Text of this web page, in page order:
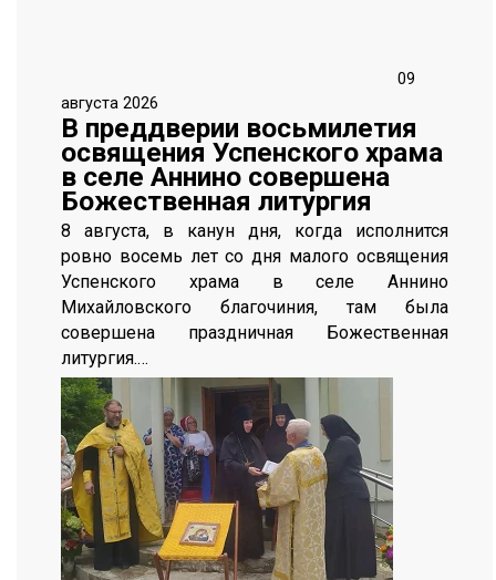
09
августа 2026
В преддверии восьмилетия
освящения Успенского храма
в селе Аннино совершена
Божественная литургия
8 августа, в канун дня, когда исполнится
ровно восемь лет со дня малого освящения
Успенского храма в селе Аннино
Михайловского благочиния, там была
совершена праздничная Божественная
литургия.…